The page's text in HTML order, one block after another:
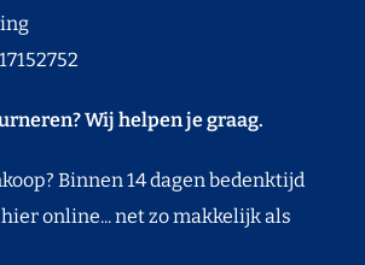
Wij helpen je graag.
Binnen 14 dagen bedenktijd
online... net zo makkelijk als